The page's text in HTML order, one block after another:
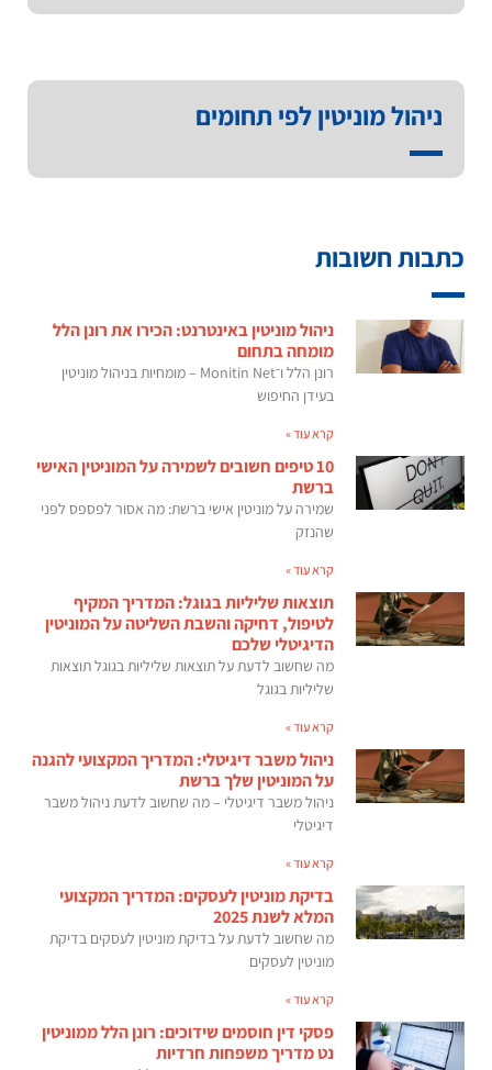
ניהול מוניטין לפי תחומים
כתבות חשובות
ניהול מוניטין באינטרנט: הכירו את רונן הלל
מומחה בתחום
רונן הלל ו־Monitin Net – מומחיות בניהול מוניטין
בעידן החיפוש
קרא עוד »
10 טיפים חשובים לשמירה על המוניטין האישי
ברשת
שמירה על מוניטין אישי ברשת: מה אסור לפספס לפני
שהנזק
קרא עוד »
תוצאות שליליות בגוגל: המדריך המקיף
לטיפול, דחיקה והשבת השליטה על המוניטין
הדיגיטלי שלכם
מה שחשוב לדעת על תוצאות שליליות בגוגל תוצאות
שליליות בגוגל
קרא עוד »
ניהול משבר דיגיטלי: המדריך המקצועי להגנה
על המוניטין שלך ברשת
ניהול משבר דיגיטלי – מה שחשוב לדעת ניהול משבר
דיגיטלי
קרא עוד »
בדיקת מוניטין לעסקים: המדריך המקצועי
המלא לשנת 2025
מה שחשוב לדעת על בדיקת מוניטין לעסקים בדיקת
מוניטין לעסקים
קרא עוד »
פסקי דין חוסמים שידוכים: רונן הלל ממוניטין
נט מדריך משפחות חרדיות